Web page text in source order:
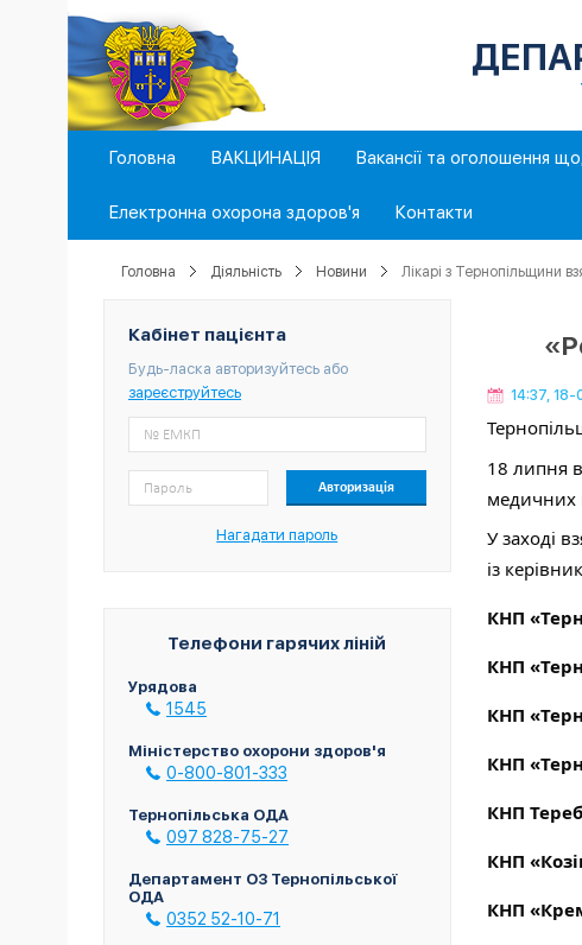
Головна ВАКЦИНАЦІЯ Вакансії та оголошення
Електронна охорона здоров'я Контакти
Головна Діяльність Новини Лікарі з Тернопільщини
Кабінет пацієнта
Будь-ласка авторизуйтесь або
зареєструйтесь
Нагадати пароль
Телефони гарячих ліній
Урядова
1545
Міністерство охорони здоров'я
0-800-801-333
Тернопільська ОДА
097 828-75-27
Департамент ОЗ Тернопільської
ОДА
0352 52-10-71
14:37,
18 липня
медичних
У заході
із
КНП
КНП
КНП
КНП
КНП
КНП
КНП